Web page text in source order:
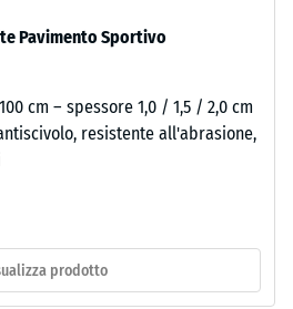
Pavimento Sportivo
cm – spessore 1,0 / 1,5 / 2,0 cm
resistente all'abrasione,
prodotto